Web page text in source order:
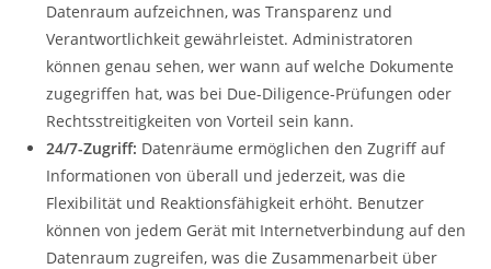
Datenraum aufzeichnen, was Transparenz und
Verantwortlichkeit gewährleistet. Administratoren
können genau sehen, wer wann auf welche Dokumente
zugegriffen hat, was bei Due-Diligence-Prüfungen oder
Rechtsstreitigkeiten von Vorteil sein kann.
24/7-Zugriff: Datenräume ermöglichen den Zugriff auf
Informationen von überall und jederzeit, was die
Flexibilität und Reaktionsfähigkeit erhöht. Benutzer
können von jedem Gerät mit Internetverbindung auf den
Datenraum zugreifen, was die Zusammenarbeit über